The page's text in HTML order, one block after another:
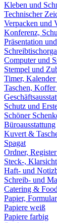
Kleben und
Technischer
Verpacken und
Konferenz,
Präsentation
Computer und
Stempel und
Timer, Kalender
Taschen,
Schutz und
Schöner
Büroausstattung
Kuvert &
Spagat
Ordner,
Steck-,
Haft- und
Schreib- und
Catering & Food
Papier,
Papiere weiß
Papiere farbig